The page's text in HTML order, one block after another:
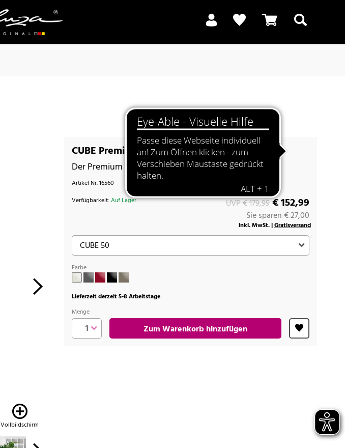
Suchen
Vollbildschirm
CUBE Premium 50 weiß hochglanz
Der Premium Würfel
Artikel Nr.16560
Verfügbarkeit:Auf Lager UVP € 179,99€ 152,99
Sie sparen € 27,00
inkl. MwSt. |Gratisversand
Farbe
Lieferzeit derzeit 5-8 Arbeitstage
Menge
Zum Warenkorb hinzufügen